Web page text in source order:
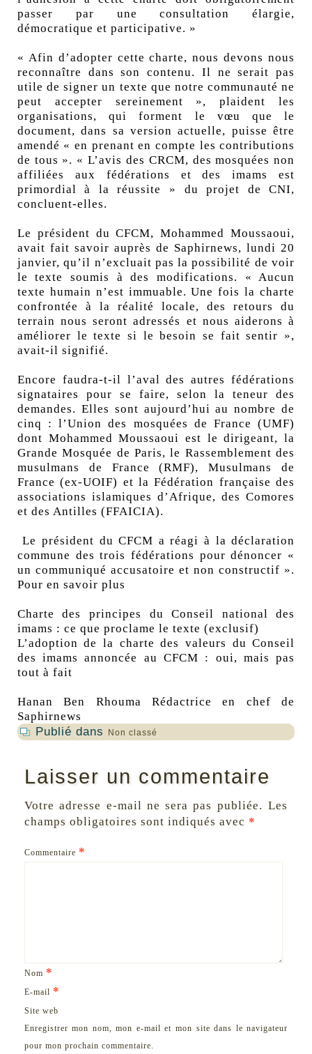
passer par une consultation élargie,
démocratique et participative. »
« Afin d’adopter cette charte, nous devons nous
reconnaître dans son contenu. Il ne serait pas
utile de signer un texte que notre communauté ne
peut accepter sereinement », plaident les
organisations, qui forment le vœu que le
document, dans sa version actuelle, puisse être
amendé « en prenant en compte les contributions
de tous ». « L’avis des CRCM, des mosquées non
affiliées aux fédérations et des imams est
primordial à la réussite » du projet de CNI,
concluent-elles.
Le président du CFCM, Mohammed Moussaoui,
avait fait savoir auprès de Saphirnews, lundi 20
janvier, qu’il n’excluait pas la possibilité de voir
le texte soumis à des modifications. « Aucun
texte humain n’est immuable. Une fois la charte
confrontée à la réalité locale, des retours du
terrain nous seront adressés et nous aiderons à
améliorer le texte si le besoin se fait sentir »,
avait-il signifié.
Encore faudra-t-il l’aval des autres fédérations
signataires pour se faire, selon la teneur des
demandes. Elles sont aujourd’hui au nombre de
cinq : l’Union des mosquées de France (UMF)
dont Mohammed Moussaoui est le dirigeant, la
Grande Mosquée de Paris, le Rassemblement des
musulmans de France (RMF), Musulmans de
France (ex-UOIF) et la Fédération française des
associations islamiques d’Afrique, des Comores
et des Antilles (FFAICIA).
Le président du CFCM a réagi à la déclaration
commune des trois fédérations pour dénoncer «
un communiqué accusatoire et non constructif ».
Pour en savoir plus
Charte des principes du Conseil national des
imams : ce que proclame le texte (exclusif)
L’adoption de la charte des valeurs du Conseil
des imams annoncée au CFCM : oui, mais pas
tout à fait
Hanan Ben Rhouma Rédactrice en chef de
Saphirnews
Publié dans
Non classé
Laisser un commentaire
Votre adresse e-mail ne sera pas publiée. Les
champs obligatoires sont indiqués avec *
Commentaire *
Nom *
E-mail *
Site web
Enregistrer mon nom, mon e-mail et mon site dans le navigateur
pour mon prochain commentaire.